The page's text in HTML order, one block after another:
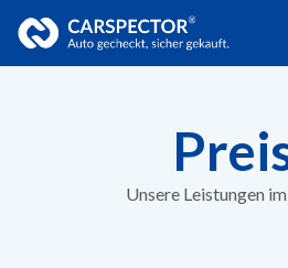
Unsere Leistungen